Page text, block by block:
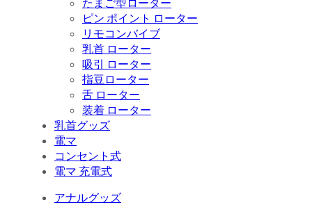
ピン ポイント ローター
リモコンバイブ
乳首 ローター
吸引 ローター
指豆ローター
舌 ローター
装着 ローター
乳首グッズ
電マ
コンセント式
電マ 充電式
アナルグッズ